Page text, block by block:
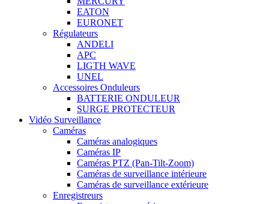
EATON
EURONET
Régulateurs
ANDELI
APC
LIGTH WAVE
UNEL
Accessoires Onduleurs
BATTERIE ONDULEUR
SURGE PROTECTEUR
Vidéo Surveillance
Caméras
Caméras analogiques
Caméras IP
Caméras PTZ (Pan-Tilt-Zoom)
Caméras de surveillance intérieure
Caméras de surveillance extérieure
Enregistreurs